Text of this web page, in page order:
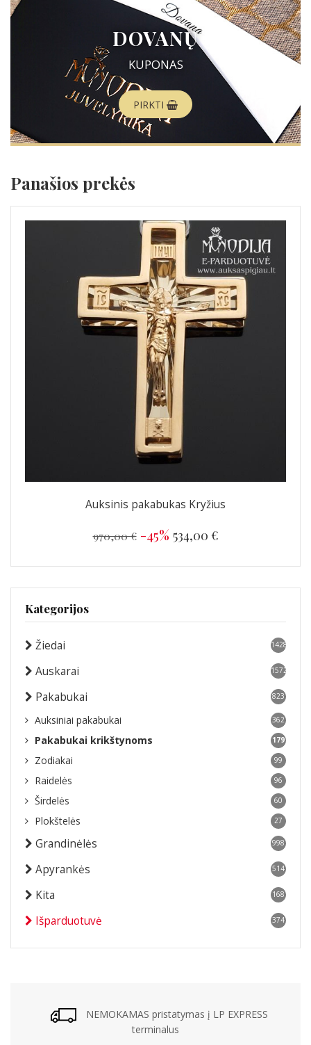
DOVANŲ
KUPONAS
PIRKTI
Panašios prekės
Auksinis pakabukas Kryžius
970,00 € -45% 534,00 €
Kategorijos
Žiedai 1428
Auskarai 1572
Pakabukai 823
Auksiniai pakabukai 362
Pakabukai krikštynoms 179
Zodiakai 99
Raidelės 96
Širdelės 60
Plokštelės 27
Grandinėlės 998
Apyrankės 514
Kita 168
Išparduotuvė 374
NEMOKAMAS pristatymas į LP EXPRESS
terminalus